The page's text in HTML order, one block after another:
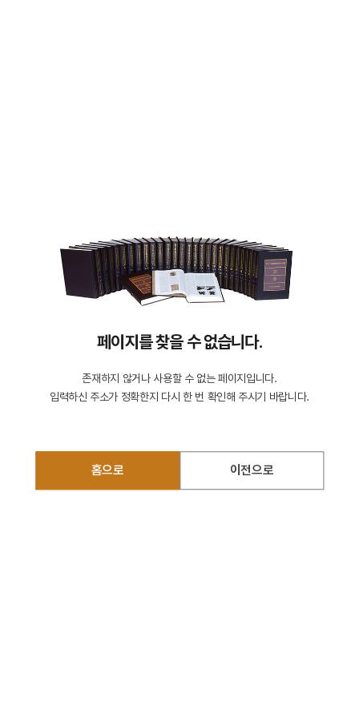
페이지를 찾을 수 없습니다.
존재하지 않거나 사용할 수 없는 페이지입니다.
입력하신 주소가 정확한지 다시 한 번 확인해 주시기 바랍니다.
홈으로 이전으로